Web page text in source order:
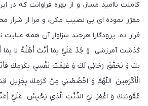
كاملت نااميد مساز، و از بهره فراوانت كه
مقرّر نموده اى بى نصيب مكن، و مرا از شرار
قرار ده، پرودگارا هرچند سزاوار آن همه
گذشت آمرزشى، وَ جُدْ عَلَيَّ بِمَا أَنْتَ أَهْلُهُ لا
بِكَ وَ تَحَقَّقَ رَجَائِي لَكَ وَ عَلِقَتْ نَفْسِي بِكَرَمِكَ
الْأَكْرَمِينَ اللَّهُمَّ وَ اخْصُصْنِي مِنْ كَرَمِكَ بِجَزِيلِ
عُقُوبَتِكَ وَ اغْفِرْ لِيَ الذَّنْبَ الَّذِي يَحْبِسُ عَلَيَّ